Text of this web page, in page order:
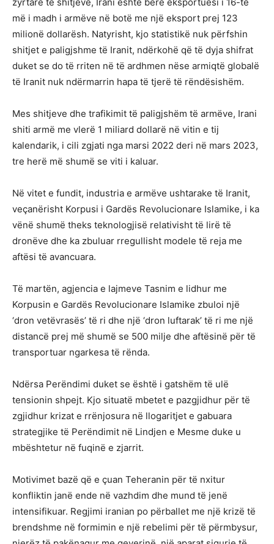
më i madh i armëve në botë me një eksport prej 123
milionë dollarësh. Natyrisht, kjo statistikë nuk përfshin
shitjet e paligjshme të Iranit, ndërkohë që të dyja shifrat
duket se do të rriten në të ardhmen nëse armiqtë globalë
të Iranit nuk ndërmarrin hapa të tjerë të rëndësishëm.
Mes shitjeve dhe trafikimit të paligjshëm të armëve, Irani
shiti armë me vlerë 1 miliard dollarë në vitin e tij
kalendarik, i cili zgjati nga marsi 2022 deri në mars 2023,
tre herë më shumë se viti i kaluar.
Në vitet e fundit, industria e armëve ushtarake të Iranit,
veçanërisht Korpusi i Gardës Revolucionare Islamike, i ka
vënë shumë theks teknologjisë relativisht të lirë të
dronëve dhe ka zbuluar rregullisht modele të reja me
aftësi të avancuara.
Të martën, agjencia e lajmeve Tasnim e lidhur me
Korpusin e Gardës Revolucionare Islamike zbuloi një
‘dron vetëvrasës’ të ri dhe një ‘dron luftarak’ të ri me një
distancë prej më shumë se 500 milje dhe aftësinë për të
transportuar ngarkesa të rënda.
Ndërsa Perëndimi duket se është i gatshëm të ulë
tensionin shpejt. Kjo situatë mbetet e pazgjidhur për të
zgjidhur krizat e rrënjosura në llogaritjet e gabuara
strategjike të Perëndimit në Lindjen e Mesme duke u
mbështetur në fuqinë e zjarrit.
Motivimet bazë që e çuan Teheranin për të nxitur
konfliktin janë ende në vazhdim dhe mund të jenë
intensifikuar. Regjimi iranian po përballet me një krizë të
brendshme në formimin e një rebelimi për të përmbysur,